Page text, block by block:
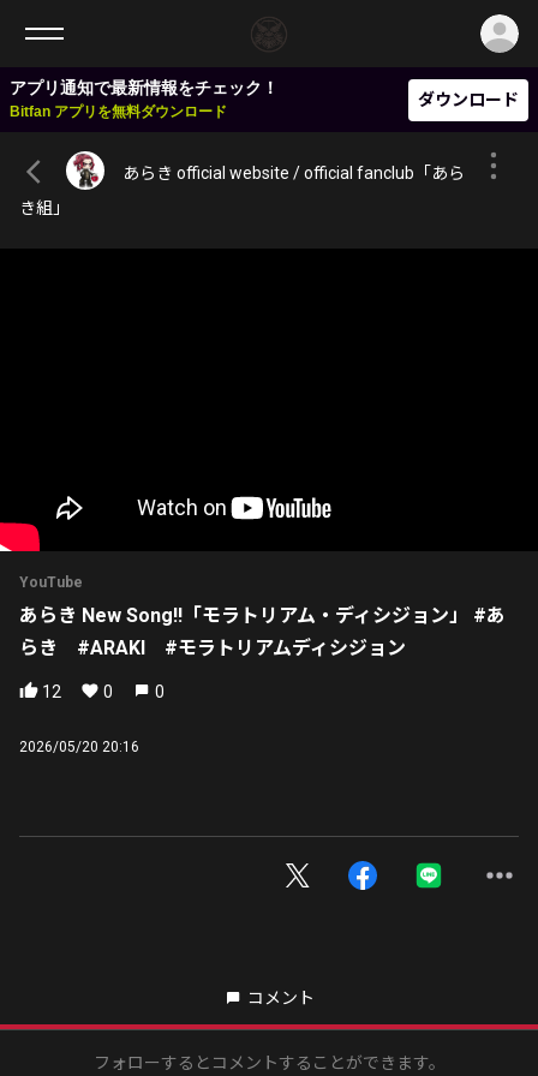
アプリ通知で最新情報をチェック！
Bitfan アプリを無料ダウンロード
ダウンロード
あらき official website / official fanclub「あら
き組」
YouTube
あらき New Song‼️「モラトリアム・ディシジョン」 #あ
らき #ARAKI #モラトリアムディシジョン
12 0 0
2026/05/20 20:16
コメント
フォローするとコメントすることができます。